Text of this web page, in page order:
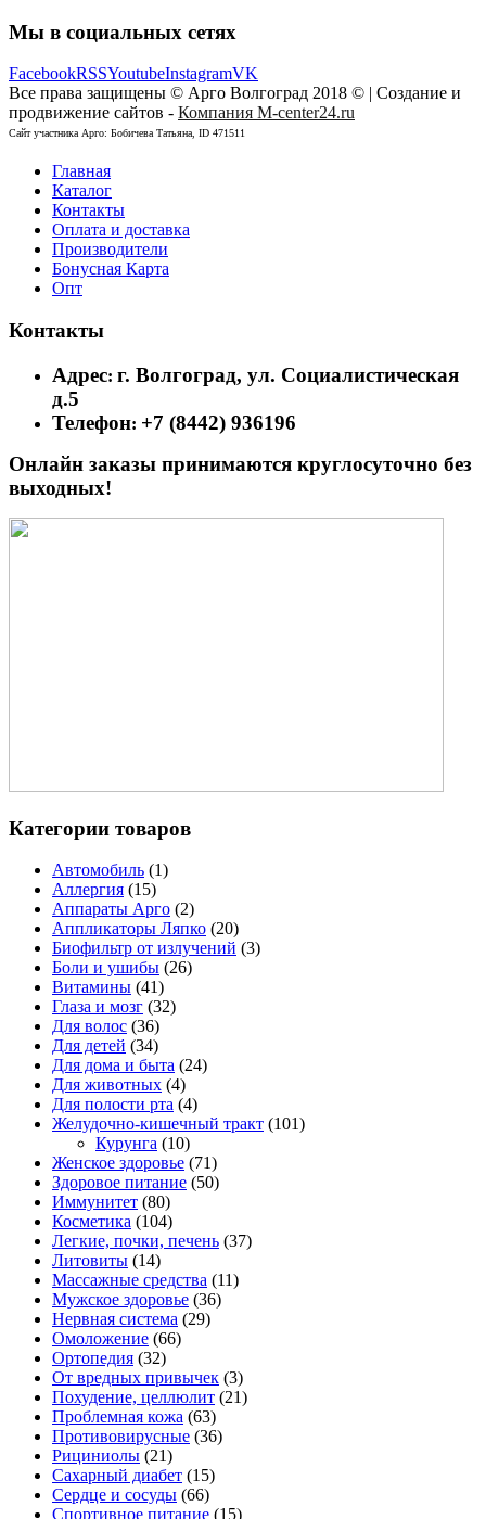
Мы в социальных сетях
FacebookRSSYoutubeInstagramVK
Все права защищены © Арго Волгоград 2018 © | Создание и
продвижение сайтов - Компания M-center24.ru
Сайт участника Арго: Бобичева Татьяна, ID 471511
Главная
Каталог
Контакты
Оплата и доставка
Производители
Бонусная Карта
Опт
Контакты
Адрес: г. Волгоград, ул. Социалистическая
д.5
Телефон: +7 (8442) 936196
Онлайн заказы принимаются круглосуточно без
выходных!
Категории товаров
Автомобиль (1)
Аллергия (15)
Аппараты Арго (2)
Аппликаторы Ляпко (20)
Биофильтр от излучений (3)
Боли и ушибы (26)
Витамины (41)
Глаза и мозг (32)
Для волос (36)
Для детей (34)
Для дома и быта (24)
Для животных (4)
Для полости рта (4)
Желудочно-кишечный тракт (101)
Курунга (10)
Женское здоровье (71)
Здоровое питание (50)
Иммунитет (80)
Косметика (104)
Легкие, почки, печень (37)
Литовиты (14)
Массажные средства (11)
Мужское здоровье (36)
Нервная система (29)
Омоложение (66)
Ортопедия (32)
От вредных привычек (3)
Похудение, целлюлит (21)
Проблемная кожа (63)
Противовирусные (36)
Рициниолы (21)
Сахарный диабет (15)
Сердце и сосуды (66)
Спортивное питание (15)